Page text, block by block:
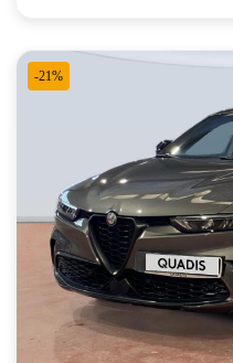
-21%